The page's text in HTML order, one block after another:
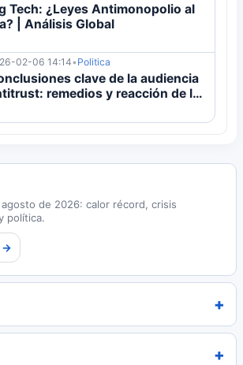
Tech: ¿Leyes Antimonopolio al
| Análisis Global
02-06 14:14• Politica
clave de la audiencia
remedios y reacción de la
de 2026: calor récord, crisis
política.
→